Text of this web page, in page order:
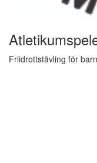
Friidrottstävling för